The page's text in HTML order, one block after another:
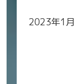
2023年1月